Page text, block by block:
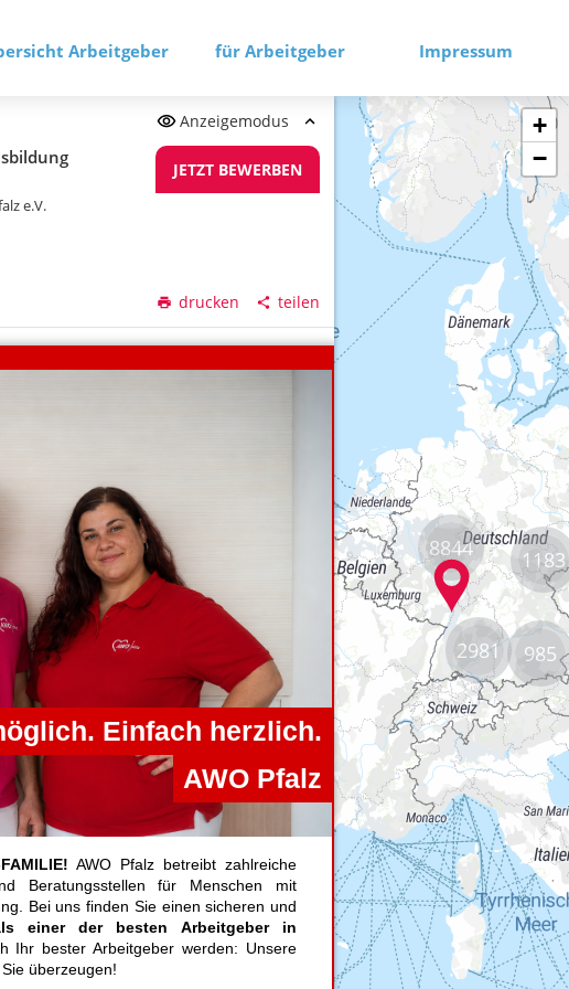
Arbeitgeber für Arbeitgeber Impressum
Anzeigemodus
e.V.
JETZT BEWERBEN
drucken teilen
8844
2981
1183
985
+
−